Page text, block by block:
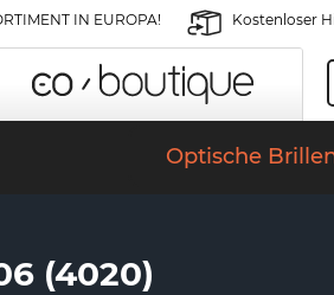
IN EUROPA! Kostenloser
Optische
(4020)